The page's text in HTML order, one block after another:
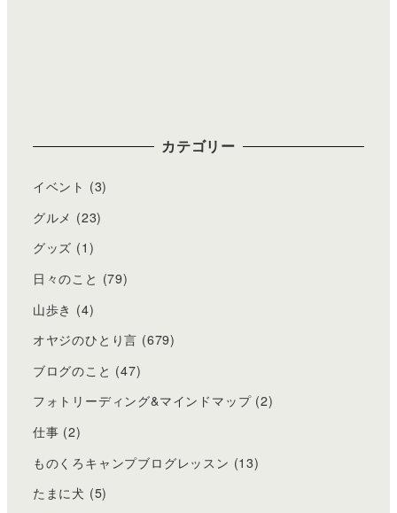
カテゴリー
イベント (3)
グルメ (23)
グッズ (1)
日々のこと (79)
山歩き (4)
オヤジのひとり言 (679)
ブログのこと (47)
フォトリーディング&マインドマップ(2)
仕事 (2)
ものくろキャンプブログレッスン (13)
たまに犬 (5)